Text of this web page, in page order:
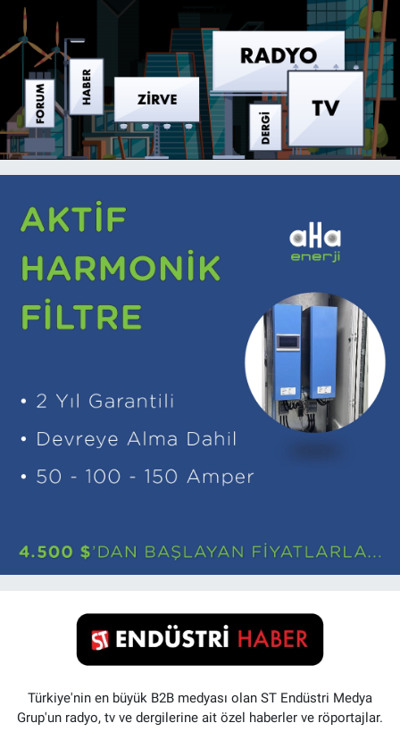
Türkiye'nin en büyük B2B medyası olan ST Endüstri Medya
Grup'un radyo, tv ve dergilerine ait özel haberler ve röportajlar.